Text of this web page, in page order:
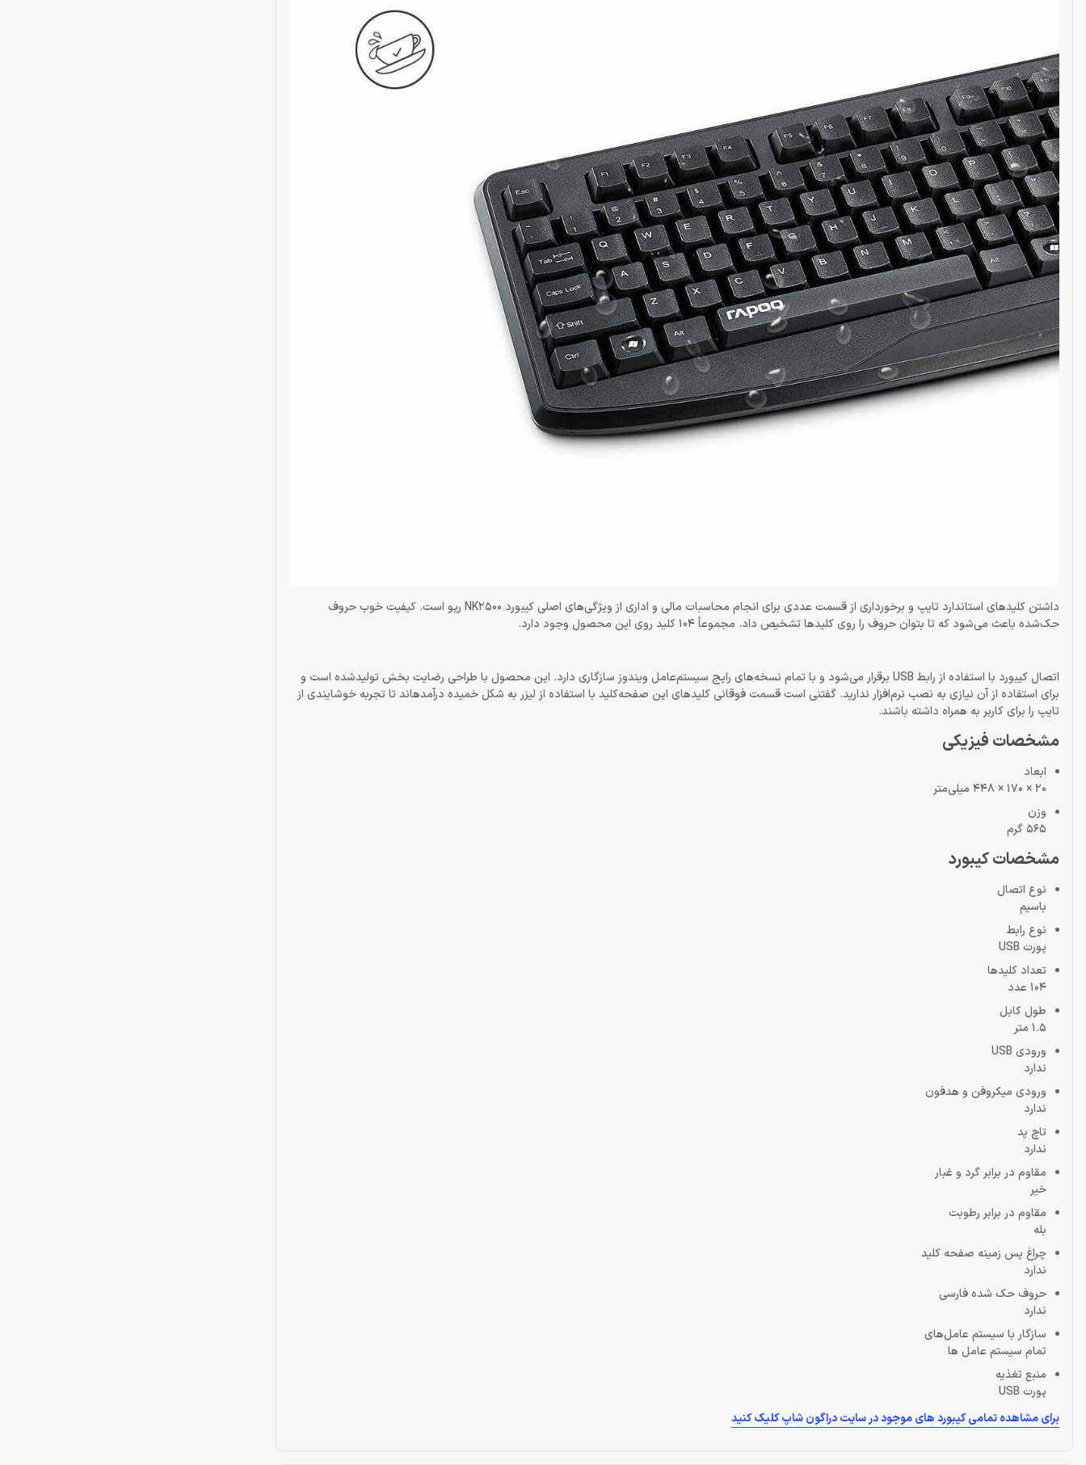
داشتن کلیدهای استاندارد تایپ و برخورداری از قسمت عددی برای انجام محاسبات مالی و اداری از ویژگی‌های اصلی کیبورد NK2500 رپو است. کیفیت خوب حروف‌
حک‌شده باعث می‌شود که تا بتوان حروف را روی کلیدها تشخیص داد. مجموعاً 104 کلید روی این محصول وجود دارد.
اتصال کیبورد با استفاده از رابط USB برقرار می‌شود و با تمام نسخه‌های رایج سیستم‌عامل ویندوز سازگاری دارد. این محصول با طراحی رضایت بخش تولیدشده است و
برای استفاده از آن نیازی به نصب نرم‌افزار ندارید. گفتنی است قسمت فوقانی کلیدهای این صفحه‌کلید با استفاده از لیزر به شکل خمیده درآمده‎اند تا تجربه خوشایندی از
تایپ را برای کاربر به همراه داشته باشند.
مشخصات فیزیکی
ابعاد
20 × 170 × 448 میلی‌متر
وزن
565 گرم
مشخصات کیبورد
نوع اتصال
باسیم
نوع رابط
پورت USB
تعداد کلیدها
104 عدد
طول کابل
1.5 متر
ورودی USB
ندارد
ورودی میکروفن و هدفون
ندارد
تاچ پد
ندارد
مقاوم در برابر گرد و غبار
خیر
مقاوم در برابر رطوبت
بله
چراغ‌ پس زمینه صفحه کلید
ندارد
حروف حک شده فارسی
ندارد
سازگار با سیستم عامل‌های
تمام سیستم عامل ها
منبع تغذیه
پورت USB
برای مشاهده تمامی کیبورد های موجود در سایت دراگون شاپ کلیک کنید